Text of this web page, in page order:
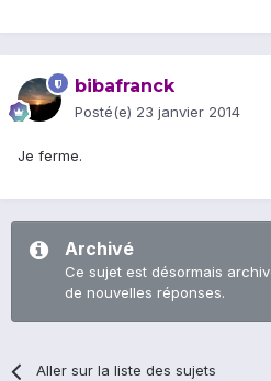
bibafranck
Posté(e) 23 janvier 2014
Je ferme.
Archivé
Ce sujet est désormais
de nouvelles réponses.
Aller sur la liste des sujets